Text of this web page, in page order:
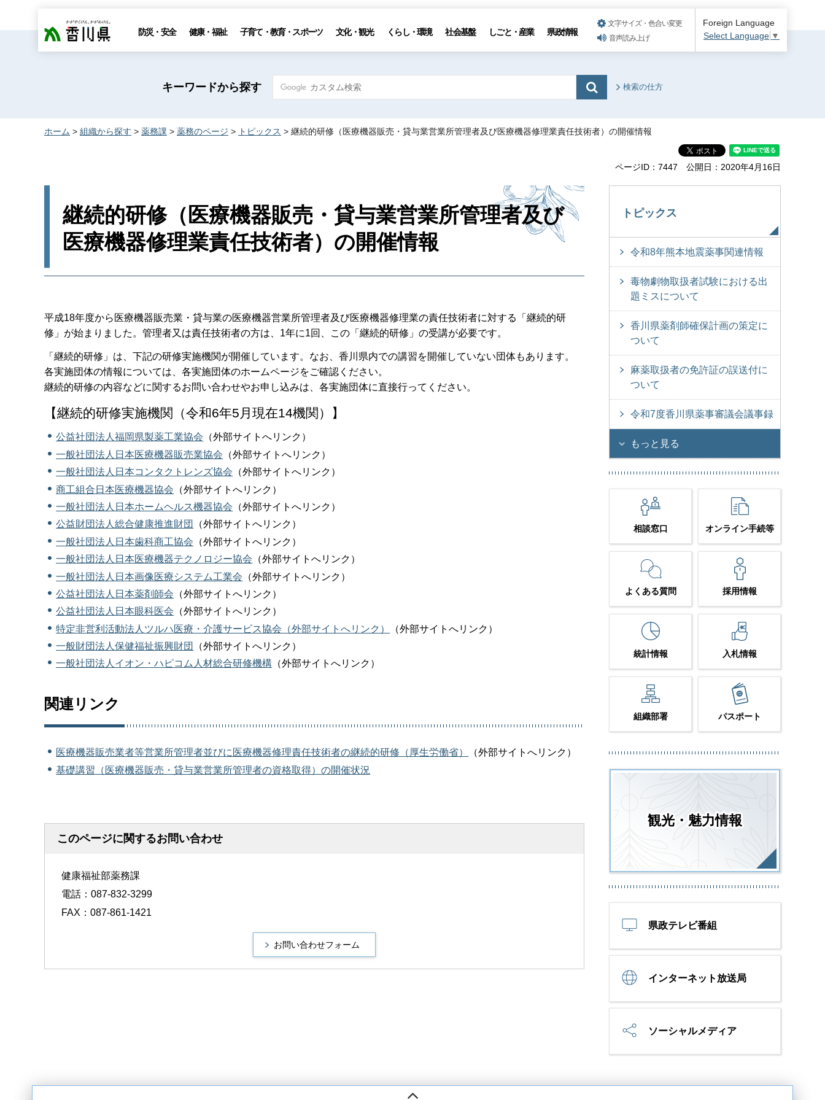
香川県 防災・安全 健康・福祉 子育て・教育・スポーツ 文化・観光 くらし・環境 社会基盤 しごと・産業 県政情報
文字サイズ・色合い変更
音声読み上げ
Foreign Language
Select Language ▼
キーワードから探す 検索の仕方
ホーム > 組織から探す > 薬務課 > 薬務のページ > トピックス > 継続的研修（医療機器販売・貸与業営業所管理者及び医療機器修理業責任技術者）の開催情報
ページID：7447 公開日：2020年4月16日
継続的研修（医療機器販売・貸与業営業所管理者及び
医療機器修理業責任技術者）の開催情報
平成18年度から医療機器販売業・貸与業の医療機器営業所管理者及び医療機器修理業の責任技術者に対する「継続的研
修」が始まりました。管理者又は責任技術者の方は、1年に1回、この「継続的研修」の受講が必要です。
「継続的研修」は、下記の研修実施機関が開催しています。なお、香川県内での講習を開催していない団体もあります。
各実施団体の情報については、各実施団体のホームページをご確認ください。
継続的研修の内容などに関するお問い合わせやお申し込みは、各実施団体に直接行ってください。
【継続的研修実施機関（令和6年5月現在14機関）】
公益社団法人福岡県製薬工業協会 （外部サイトへリンク）
一般社団法人日本医療機器販売業協会 （外部サイトへリンク）
一般社団法人日本コンタクトレンズ協会 （外部サイトへリンク）
商工組合日本医療機器協会 （外部サイトへリンク）
一般社団法人日本ホームヘルス機器協会 （外部サイトへリンク）
公益財団法人総合健康推進財団
（外部サイトへリンク）
一般社団法人日本歯科商工協会 （外部サイトへリンク）
一般社団法人日本医療機器テクノロジー協会 （外部サイトへリンク）
一般社団法人日本画像医療システム工業会 （外部サイトへリンク）
公益社団法人日本薬剤師会 （外部サイトへリンク）
公益社団法人日本眼科医会 （外部サイトへリンク）
特定非営利活動法人ツルハ医療・介護サービス協会（外部サイトへリンク）
（外部サイトへリンク）
一般財団法人保健福祉振興財団
（外部サイトへリンク）
一般社団法人イオン・ハピコム人材総合研修機構 （外部サイトへリンク）
関連リンク
医療機器販売業者等営業所管理者並びに医療機器修理責任技術者の継続的研修（厚生労働省）
（外部サイトへリンク）
基礎講習（医療機器販売・貸与業営業所管理者の資格取得）の開催状況
このページに関するお問い合わせ
健康福祉部薬務課
電話：087-832-3299
FAX：087-861-1421
トピックス
令和8年熊本地震薬事関連情報
毒物劇物取扱者試験における出
題ミスについて
香川県薬剤師確保計画の策定に
ついて
麻薬取扱者の免許証の誤送付に
ついて
令和7度香川県薬事審議会議事録
もっと見る
相談窓口 オンライン手続等
よくある質問 採用情報
統計情報 入札情報
組織部署 パスポート
観光・魅力情報
県政テレビ番組
インターネット放送局
ソーシャルメディア